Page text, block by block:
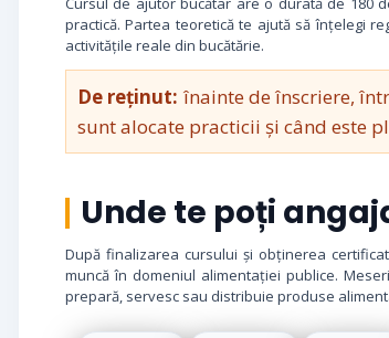
practică. Partea teoretică te ajută să înțelegi
activitățile reale din bucătărie.
De reținut: înainte de înscriere,
sunt alocate practicii și când este
Unde te poți
După finalizarea cursului și obținerea
muncă în domeniul alimentației publice.
prepară, servesc sau distribuie produse